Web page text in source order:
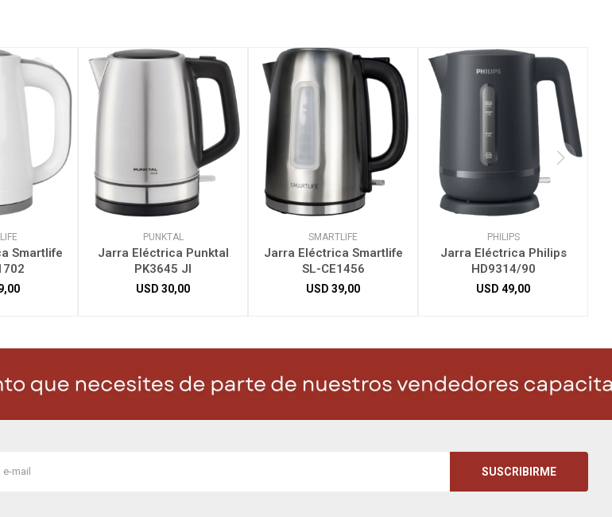
Smartlife
PUNKTAL
Jarra Eléctrica Punktal
PK3645 JI
USD 30,00
SMARTLIFE
Jarra Eléctrica Smartlife
SL-CE1456
USD 39,00
PHILIPS
Jarra Eléctrica Philips
HD9314/90
USD 49,00
SUSCRIBIRME